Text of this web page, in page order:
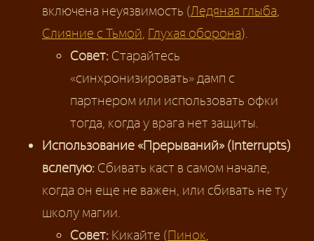
включена неуязвимость (Ледяная глыба,
Слияние с Тьмой, Глухая оборона).
Совет: Старайтесь
«синхронизировать» дамп с
партнером или использовать офки
тогда, когда у врага нет защиты.
Использование «Прерываний» (Interrupts)
вслепую: Сбивать каст в самом начале,
когда он еще не важен, или сбивать не ту
школу магии.
Совет: Кикайте (Пинок,